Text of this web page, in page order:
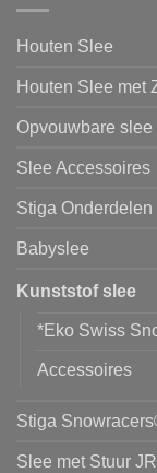
Houten Slee
Houten Slee met
Opvouwbare
Slee Accessoires
Stiga
Babyslee
Kunststof slee
*Eko Swiss
Accessoires
Stiga
Slee met Stuur JR